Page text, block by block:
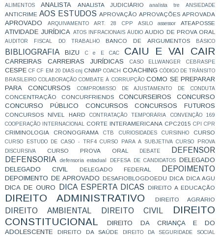
ALIMENTOS ANALISTA ANALISTA JUDICIÁRIO analista tre ANSIEDADE
ANTICRIME AOS ESTUDOS APROVAÇÃO APROVAÇÕES APROVADA
APROVADO ARQUIVAMENTO ART. 28 CPP ASILO assessor ATEAPOSSE
ATIVIDADE JURÍDICA ATOS INFRACIONAIS ÁUDIO AUDIO DE PROVA ORAL
AUDITOR FISCAL DO TRABALHO BANCO DE ARGUMENTOS BÁSICO
BIBLIOGRAFIA BIZU C e E CAC CAIU E VAI CAIR
CARREIRAS CARREIRAS JURÍDICAS CASO ELLWANGER CEBRASPE
CESPE CF CF EM 20 DIAS cnj CNMP COACH COACHING CÓDIGO DE TRÂNSITO
BRASILEIRO COLABORAÇÃO COMBATE À CORRUPÇÃO COMO SE PREPARAR
PARA CONCURSOS
COMPROMISSO DE AJUSTAMENTO DE CONDUTA
CONCENTRAÇÃO CONCURFRIENDS CONCURSEIROS
CONCURSO
CONCURSO PÚBLICO
CONCURSOS CONCURSOS FUTUROS
CONCURSOS NÍVEL HARD CONTRATAÇÃO TEMPORÁRIA
CONVENÇÃO 169
COOPERAÇÃO INTERNACIONAL
CORTE INTERAMERICANA CPC2015 CPI CPR
CRIMINOLOGIA CRONOGRAMA CTB CURIOSIDADES CURSINHO CURSO
CURSO ESTUDO DE CASO - TRF4 CURSO PARA A SUBJETIVA
CURSO PROVA
DISCURSIVA
CURSO PROVA ORAL DEBATE
DEFENSOR
DEFENSORIA
defensoria estadual DEFESA DE CANDIDATOS
DELEGADO
DELEGADO CIVIL
DELEGADO FEDERAL DEPOIMENTO
DEPOIMENTO DE APROVADO DESAFIOBLOGDOEDU DICA DICA AGU
DICA DE OURO DICA ESPERTA DICAS DIREITO A EDUCAÇÃO
DIREITO ADMINISTRATIVO DIREITO AGRÁRIO
DIREITO AMBIENTAL DIREITO CIVIL
DIREITO
CONSTITUCIONAL
DIREITO DA CRIANÇA E DO
ADOLESCENTE
DIREITO DA SAÚDE
DIREITO DA SEGURIDADE SOCIAL